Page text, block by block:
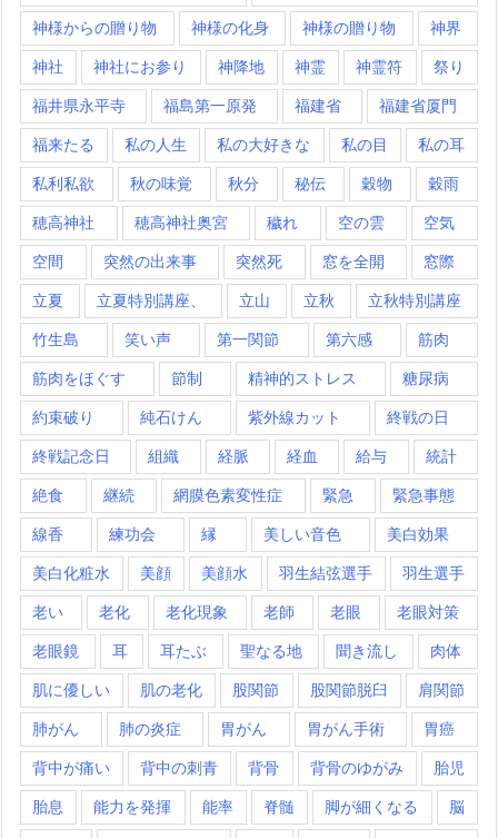
神様からの贈り物 神様の化身 神様の贈り物 神界
神社 神社にお参り 神降地 神霊 神霊符 祭り
福井県永平寺 福島第一原発 福建省 福建省厦門
福来たる 私の人生 私の大好きな 私の目 私の耳
私利私欲 秋の味覚 秋分 秘伝 穀物 穀雨
穂高神社 穂高神社奥宮 穢れ 空の雲 空気
空間 突然の出来事 突然死 窓を全開 窓際
立夏 立夏特別講座、 立山 立秋 立秋特別講座
竹生島 笑い声 第一関節 第六感 筋肉
筋肉をほぐす 節制 精神的ストレス 糖尿病
約束破り 純石けん 紫外線カット 終戦の日
終戦記念日 組織 経脈 経血 給与 統計
絶食 継続 網膜色素変性症 緊急 緊急事態
線香 練功会 縁 美しい音色 美白効果
美白化粧水 美顔 美顔水 羽生結弦選手 羽生選手
老い 老化 老化現象 老師 老眼 老眼対策
老眼鏡 耳 耳たぶ 聖なる地 聞き流し 肉体
肌に優しい 肌の老化 股関節 股関節脱臼 肩関節
肺がん 肺の炎症 胃がん 胃がん手術 胃癌
背中が痛い 背中の刺青 背骨 背骨のゆがみ 胎児
胎息 能力を発揮 能率 脊髄 脚が細くなる 脳